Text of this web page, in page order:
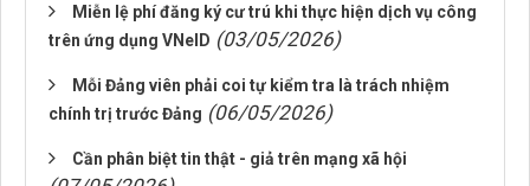
Miễn lệ phí đăng ký cư trú khi thực hiện dịch vụ công
trên ứng dụng VNeID (03/05/2026)
Mỗi Đảng viên phải coi tự kiểm tra là trách nhiệm
chính trị trước Đảng (06/05/2026)
Cần phân biệt tin thật - giả trên mạng xã hội